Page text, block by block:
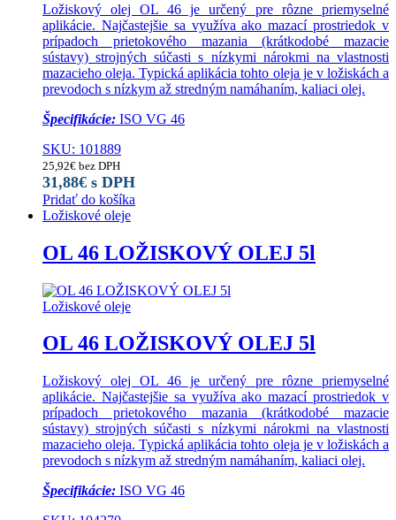
Ložiskový olej OL 46 je určený pre rôzne priemyselné
aplikácie. Najčastejšie sa využíva ako mazací prostriedok v
prípadoch prietokového mazania (krátkodobé mazacie
sústavy) strojných súčasti s nízkymi nárokmi na vlastnosti
mazacieho oleja. Typická aplikácia tohto oleja je v ložiskách a
prevodoch s nízkym až stredným namáhaním, kaliaci olej.
Špecifikácie: ISO VG 46
SKU: 101889
25,92€ bez DPH
31,88€ s DPH
Pridať do košíka
Ložiskové oleje
OL 46 LOŽISKOVÝ OLEJ 5l
Ložiskové oleje
OL 46 LOŽISKOVÝ OLEJ 5l
Ložiskový olej OL 46 je určený pre rôzne priemyselné
aplikácie. Najčastejšie sa využíva ako mazací prostriedok v
prípadoch prietokového mazania (krátkodobé mazacie
sústavy) strojných súčasti s nízkymi nárokmi na vlastnosti
mazacieho oleja. Typická aplikácia tohto oleja je v ložiskách a
prevodoch s nízkym až stredným namáhaním, kaliaci olej.
Špecifikácie: ISO VG 46